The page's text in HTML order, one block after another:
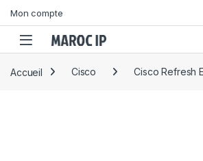
Mon compte
Accueil Cisco Cisco Refresh